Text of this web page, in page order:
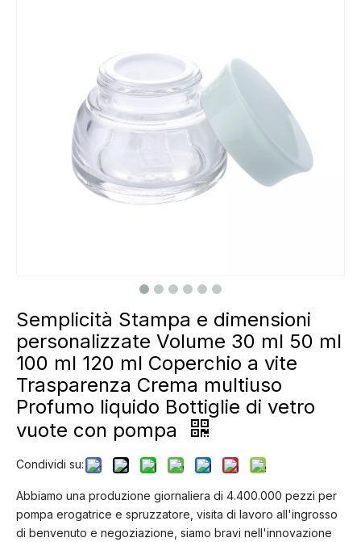
Semplicità Stampa e dimensioni
personalizzate Volume 30 ml 50 ml
100 ml 120 ml Coperchio a vite
Trasparenza Crema multiuso
Profumo liquido Bottiglie di vetro
vuote con pompa
Condividi su:
Abbiamo una produzione giornaliera di 4.400.000 pezzi per
pompa erogatrice e spruzzatore, visita di lavoro all'ingrosso
di benvenuto e negoziazione, siamo bravi nell'innovazione